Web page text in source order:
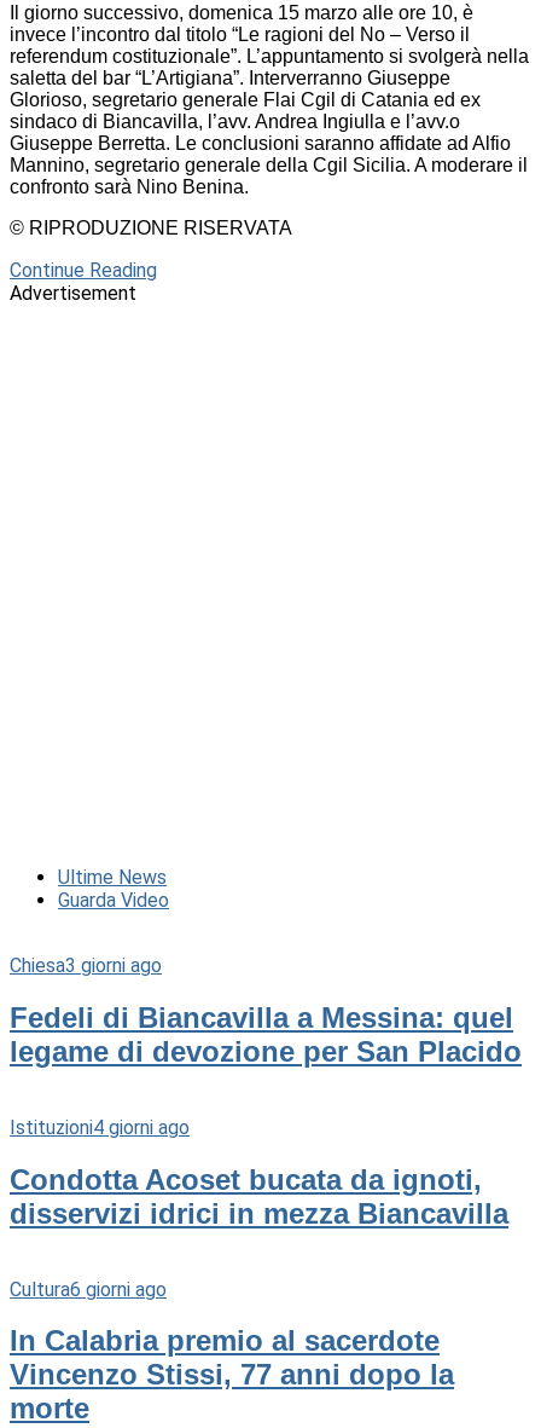
Il giorno successivo, domenica 15 marzo alle ore 10, è
invece l’incontro dal titolo “Le ragioni del No – Verso il
referendum costituzionale”. L’appuntamento si svolgerà nella
saletta del bar “L’Artigiana”. Interverranno Giuseppe
Glorioso, segretario generale Flai Cgil di Catania ed ex
sindaco di Biancavilla, l’avv. Andrea Ingiulla e l’avv.o
Giuseppe Berretta. Le conclusioni saranno affidate ad Alfio
Mannino, segretario generale della Cgil Sicilia. A moderare il
confronto sarà Nino Benina.
© RIPRODUZIONE RISERVATA
Continue Reading
Advertisement
Ultime News
Guarda Video
Chiesa3 giorni ago
Fedeli di Biancavilla a Messina: quel
legame di devozione per San Placido
Istituzioni4 giorni ago
Condotta Acoset bucata da ignoti,
disservizi idrici in mezza Biancavilla
Cultura6 giorni ago
In Calabria premio al sacerdote
Vincenzo Stissi, 77 anni dopo la
morte